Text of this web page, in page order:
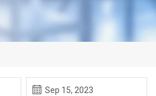
Sep 15, 2023